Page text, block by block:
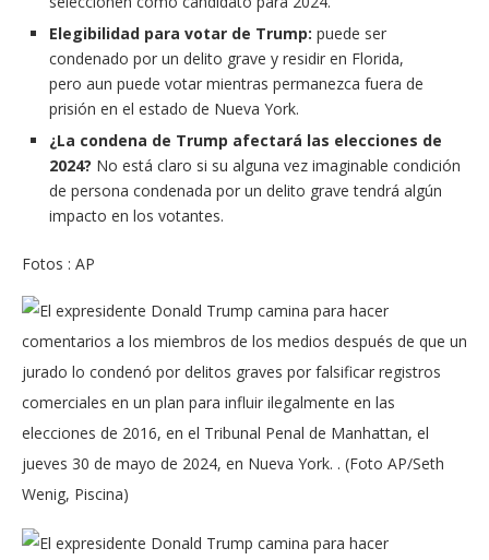
Elegibilidad para votar de Trump: puede ser
condenado por un delito grave y residir en Florida,
pero aun puede votar mientras permanezca fuera de
prisión en el estado de Nueva York.
¿La condena de Trump afectará las elecciones de
2024? No está claro si su alguna vez imaginable condición
de persona condenada por un delito grave tendrá algún
impacto en los votantes.
Fotos : AP